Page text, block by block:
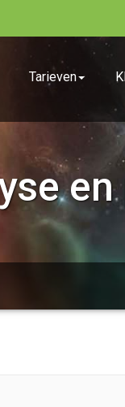
Tarieven